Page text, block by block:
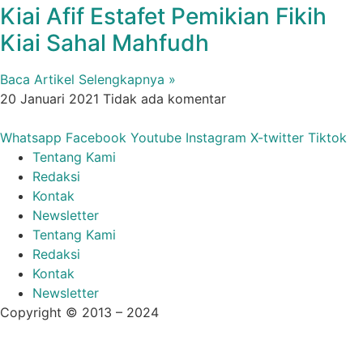
Kiai Afif Estafet Pemikian Fikih
Kiai Sahal Mahfudh
Baca Artikel Selengkapnya »
20 Januari 2021 Tidak ada komentar
Whatsapp Facebook Youtube Instagram X-twitter Tiktok
Tentang Kami
Redaksi
Kontak
Newsletter
Tentang Kami
Redaksi
Kontak
Newsletter
Copyright © 2013 – 2024